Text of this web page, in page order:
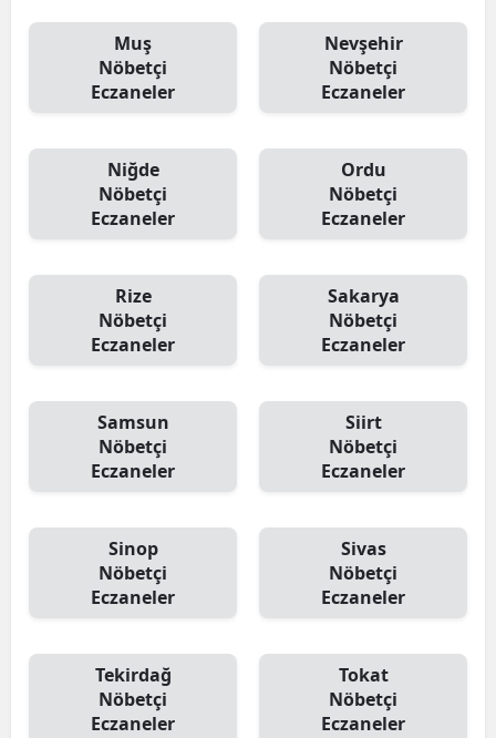
Muş
Nöbetçi
Eczaneler
Nevşehir
Nöbetçi
Eczaneler
Niğde
Nöbetçi
Eczaneler
Ordu
Nöbetçi
Eczaneler
Rize
Nöbetçi
Eczaneler
Sakarya
Nöbetçi
Eczaneler
Samsun
Nöbetçi
Eczaneler
Siirt
Nöbetçi
Eczaneler
Sinop
Nöbetçi
Eczaneler
Sivas
Nöbetçi
Eczaneler
Tekirdağ
Nöbetçi
Eczaneler
Tokat
Nöbetçi
Eczaneler